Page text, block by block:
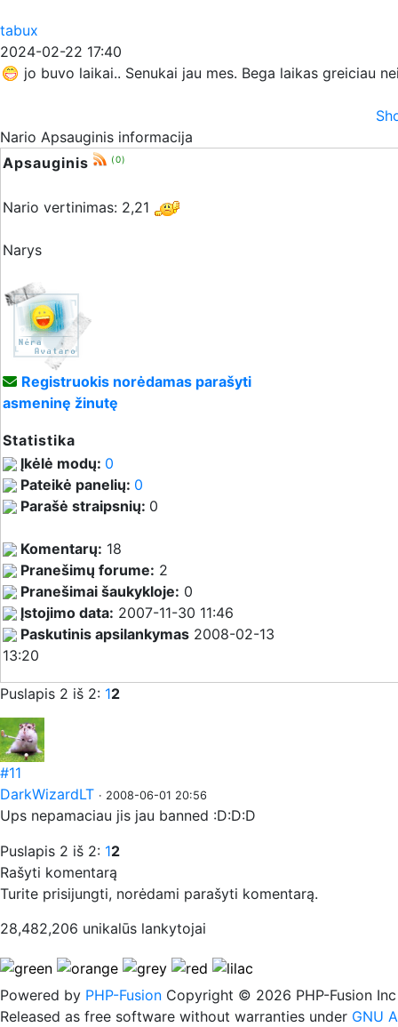
tabux
2024-02-22 17:40
jo buvo laikai.. Senukai jau mes. Bega laikas greiciau
Nario Apsauginis informacija
Apsauginis
(0)
Nario vertinimas: 2,21
Narys
Registruokis norėdamas parašyti
asmeninę žinutę
Statistika
Įkėlė modų: 0
Pateikė panelių: 0
Parašė straipsnių: 0
Komentarų: 18
Pranešimų forume: 2
Pranešimai šaukykloje: 0
Įstojimo data: 2007-11-30 11:46
Paskutinis apsilankymas 2008-02-13
13:20
Puslapis 2 iš 2: 12
#11
DarkWizardLT · 2008-06-01 20:56
Ups nepamaciau jis jau banned :D:D:D
Puslapis 2 iš 2: 12
Rašyti komentarą
Turite prisijungti, norėdami parašyti komentarą.
28,482,206 unikalūs lankytojai
Powered by PHP-Fusion Copyright © 2026 PHP-Fusion Inc
Released as free software without warranties under GNU